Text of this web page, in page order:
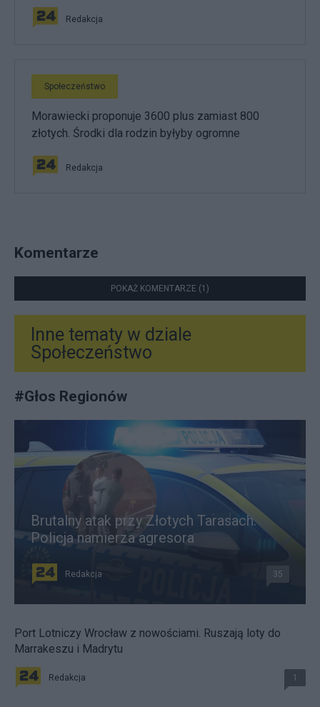
Redakcja
Społeczeństwo
Morawiecki proponuje 3600 plus zamiast 800
złotych. Środki dla rodzin byłyby ogromne
Redakcja
Komentarze
POKAŻ KOMENTARZE (1)
Inne tematy w dziale
Społeczeństwo
#Głos Regionów
Brutalny atak przy Złotych Tarasach.
Policja namierza agresora
Redakcja 35
Port Lotniczy Wrocław z nowościami. Ruszają loty do
Marrakeszu i Madrytu
Redakcja 1